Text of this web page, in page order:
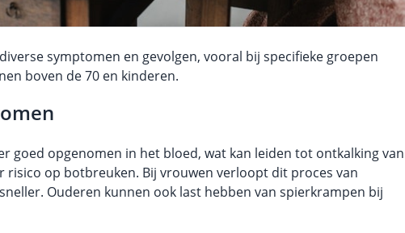
symptomen en gevolgen, vooral bij specifieke groepen
boven de 70 en kinderen.
goed opgenomen in het bloed, wat kan leiden tot ontkalking van
risico op botbreuken. Bij vrouwen verloopt dit proces van
Ouderen kunnen ook last hebben van spierkrampen bij